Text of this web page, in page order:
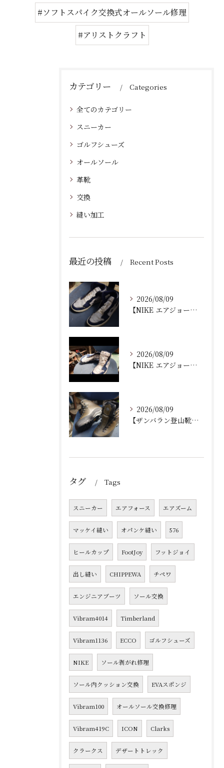
#ソフトスパイク交換式オールソール修理
#アリストクラフト
カテゴリー Categories
全てのカテゴリー
スニーカー
ゴルフシューズ
オールソール
革靴
交換
縫い加工
最近の投稿 Recent Posts
2026/08/09
【NIKE エアジョーダン ゴルフシューズ｜ソール剥がれ修理...
2026/08/09
【NIKE エアジョーダン ゴルフシューズ｜ソール剥がれ修理...
2026/08/09
【ザンバラン登山靴｜加水分解によるソール交換修理】
タグ Tags
スニーカー エアフォース エアズーム
マッケイ縫い オパンケ縫い 576
ヒールカップ FootJoy フットジョイ
出し縫い CHIPPEWA チペワ
エンジニアブーツ ソール交換
Vibram4014 Timberland
Vibram1136 ECCO ゴルフシューズ
NIKE ソール剥がれ修理
ソール内クッション交換 EVAスポンジ
Vibram100 オールソール交換修理
Vibram419C ICON Clarks
クラークス デザートトレック